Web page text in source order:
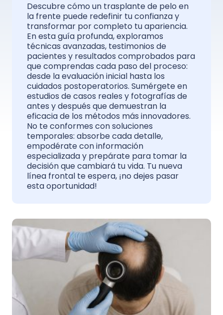
Descubre cómo un trasplante de pelo en
la frente puede redefinir tu confianza y
transformar por completo tu apariencia.
En esta guía profunda, exploramos
técnicas avanzadas, testimonios de
pacientes y resultados comprobados para
que comprendas cada paso del proceso:
desde la evaluación inicial hasta los
cuidados postoperatorios. Sumérgete en
estudios de casos reales y fotografías de
antes y después que demuestran la
eficacia de los métodos más innovadores.
No te conformes con soluciones
temporales: absorbe cada detalle,
empodérate con información
especializada y prepárate para tomar la
decisión que cambiará tu vida. Tu nueva
línea frontal te espera, ¡no dejes pasar
esta oportunidad!